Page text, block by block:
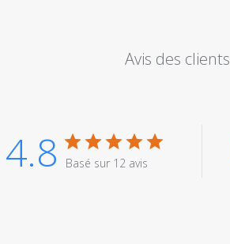
Avis des clients
4.8 Basé sur 12 avis